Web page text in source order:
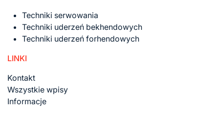
Techniki serwowania
Techniki uderzeń bekhendowych
Techniki uderzeń forhendowych
LINKI
Kontakt
Wszystkie wpisy
Informacje